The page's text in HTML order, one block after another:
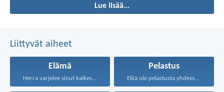
Hän on orpojen isä ja leskien puolustaja,
Lue lisää...
Liittyvät aiheet
Elämä
Herra varjelee sinut kaikesta...
Pelastus
Eikä ole pelastusta yhdessäkään...